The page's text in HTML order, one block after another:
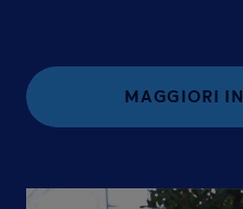
MAGGIORI